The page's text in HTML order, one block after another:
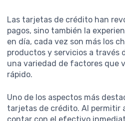
Las tarjetas de crédito han
pagos, sino también la
en día, cada vez son más los
productos y servicios a través
una variedad de factores que
rápido.
Uno de los aspectos más
tarjetas de crédito. Al permitir
contar con el efectivo